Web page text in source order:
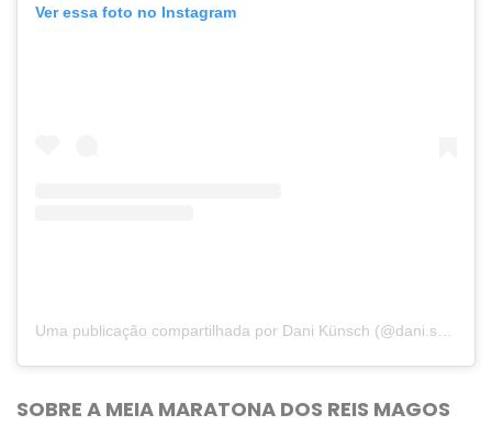
Ver essa foto no Instagram
Uma publicação compartilhada por Dani Künsch (@dani.se.vou.correr)
SOBRE A MEIA MARATONA DOS REIS MAGOS